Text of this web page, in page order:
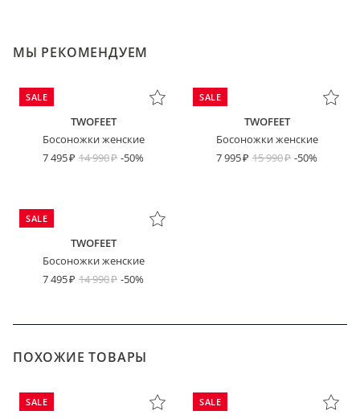
МЫ РЕКОМЕНДУЕМ
SALE
TWOFEET
Босоножки женские
7 495
14 990 -50%
SALE
TWOFEET
Босоножки женские
7 995
15 990 -50%
SALE
TWOFEET
Босоножки женские
7 495
14 990 -50%
ПОХОЖИЕ ТОВАРЫ
SALE SALE